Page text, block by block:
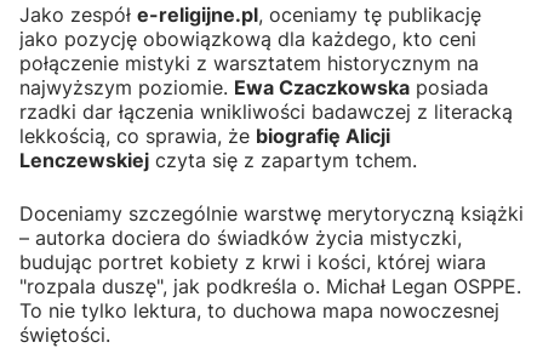
Jako zespół e-religijne.pl, oceniamy tę publikację
jako pozycję obowiązkową dla każdego, kto ceni
połączenie mistyki z warsztatem historycznym na
najwyższym poziomie. Ewa Czaczkowska posiada
rzadki dar łączenia wnikliwości badawczej z literacką
lekkością, co sprawia, że biografię Alicji
Lenczewskiej czyta się z zapartym tchem.
Doceniamy szczególnie warstwę merytoryczną książki
– autorka dociera do świadków życia mistyczki,
budując portret kobiety z krwi i kości, której wiara
"rozpala duszę", jak podkreśla o. Michał Legan OSPPE.
To nie tylko lektura, to duchowa mapa nowoczesnej
świętości.